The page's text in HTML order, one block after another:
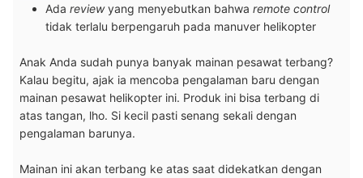
Ada reviewyang menyebutkan bahwa remote control
tidak terlalu berpengaruh pada manuver helikopter
Anak Anda sudah punya banyak mainan pesawat terbang?
Kalau begitu, ajak ia mencoba pengalaman baru dengan
mainan pesawat helikopter ini. Produk ini bisa terbang di
atas tangan, lho. Si kecil pasti senang sekali dengan
pengalaman barunya.
Mainan ini akan terbang ke atas saat didekatkan dengan